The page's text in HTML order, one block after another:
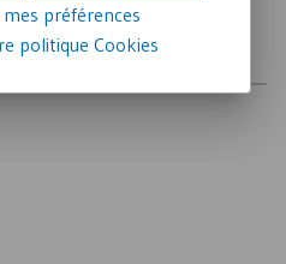
préférences
politiqueCookies